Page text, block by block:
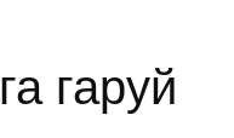
гаруй